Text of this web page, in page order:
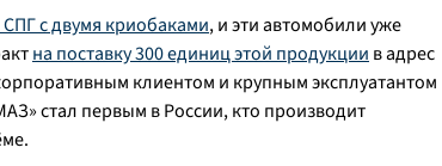
с двумя криобаками, и эти автомобили уже
на поставку 300 единиц этой продукции в адрес
клиентом и крупным эксплуатантом
стал первым в России, кто производит